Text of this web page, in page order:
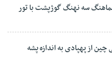
سه نهنگ گوژپشت با تور
چین از پهپادی به اندازه پشه